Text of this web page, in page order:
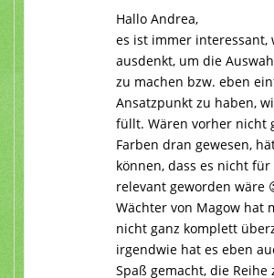
Hallo Andrea,
es ist immer interessant,
ausdenkt, um die
zu machen bzw. eben
Ansatzpunkt zu haben,
füllt. Wären vorher nicht
Farben dran gewesen,
können, dass es nicht
relevant geworden wäre
Wächter von Magow hat
nicht ganz komplett
irgendwie hat es eben
Spaß gemacht, die Reihe